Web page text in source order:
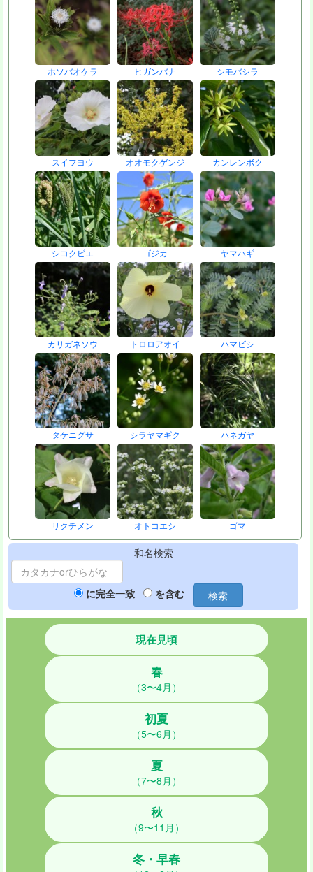
ホソバオケラ ヒガンバナ シモバシラ
スイフヨウ オオモクゲンジ カンレンボク
シコクビエ ゴジカ ヤマハギ
カリガネソウ トロロアオイ ハマビシ
タケニグサ シラヤマギク ハネガヤ
リクチメン オトコエシ ゴマ
和名検索
に完全一致 を含む 検索
現在見頃
春
（3〜4月）
初夏
（5〜6月）
夏
（7〜8月）
秋
（9〜11月）
冬・早春